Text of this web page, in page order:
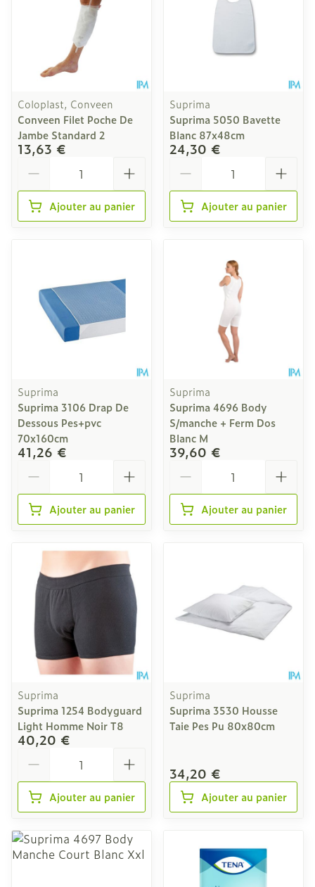
Coloplast, Conveen
Conveen Filet Poche De
Jambe Standard 2
13,63 €
Ajouter au panier
Suprima
Suprima 5050 Bavette
Blanc 87x48cm
24,30 €
Ajouter au panier
Suprima
Suprima 3106 Drap De
Dessous Pes+pvc
70x160cm
41,26 €
Ajouter au panier
Suprima
Suprima 4696 Body
S/manche + Ferm Dos
Blanc M
39,60 €
Ajouter au panier
Suprima
Suprima 1254 Bodyguard
Light Homme Noir T8
40,20 €
Ajouter au panier
Suprima
Suprima 3530 Housse
Taie Pes Pu 80x80cm
34,20 €
Ajouter au panier